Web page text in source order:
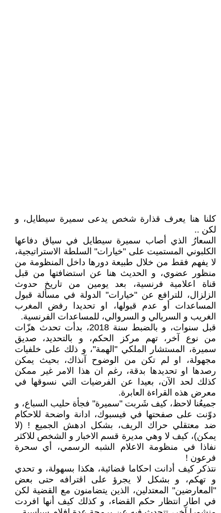
كلنا هنا يعرف قذارة شخص يدعى سميرة سيطايل، و
لكن ..
السعارُ الذي أصاب سميرة سيطايل في سياق دفاعها
الكلبوني المستميت على "خيارات" السلطة الاستراتيجية،
لا يفهم فقط من خلال طبيعة دورها داخل المنظومة من
منظور عضوي، و الحديث هنا عن استضافتها من قبل
قناة اعلامية فرنسية، بعد يومين من تاريخ حدوث
الزلزال، للترافع عن "خيارات" الدولة في مسألة قبول
المساعدات أو عدم قبولها، او تحديدا رفض المغرب
الغريب و السريالي و السروالي، للمساعدات الفرنسية.
قبل سنوات، و بالضبط سنة 2018، بدأت تحدث هزّات
من نوع آخر، تهم مركز الحكم، و بالتحديد، صديق
سميرة، المستشار الملكي "الهمة"، و ذلك على خلفيات
مجهولة، او لم تكن من الوضوح آنذاك، بحيث يمكن
رصدها او تحديدها بدقة، رغم ان هذا الامر غير ممكن
كذلك لحد الآن، بعيدا عن الفرضيات التي نسوقها في
معرض هذه القراءة العابرة.
جميعُنا لاحظ، كيف شَربت "سميرة" فجأة حليب السباع، و
دوّنت على صفحتها في فيسبوك، ادانة واضحة للاحكام
ضد معتقلي حراك الريف، بشكل ادهش الجميع ! (لا
يمكن)، كيف لا وهي مديرة قسم الاخبار و الشخص للاكثر
نفاذا في منظومة الاعلام الشبه الرسمي، أي سحرة
فرعون !
نتذكر كيف أدانت احكاما قضائية، هكذا بسهولة، و تحدي
و تهكم، و بشكل لا يجرؤ على اقترافه حتى بعض
"المعارضين" المعتدلين، الذين يتضامنون مع القضية لكن
في اطار انتظار حكم القضاء، و كذلك كيف أنها افردت